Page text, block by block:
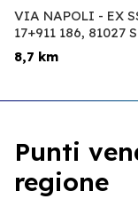
VIA NAPOLI - EX
17+911 186, 81027
8,7 km
Punti
regione